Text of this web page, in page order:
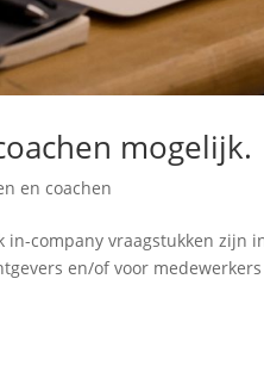
mogelijk.
en coachen
in-company vraagstukken zijn
en/of voor